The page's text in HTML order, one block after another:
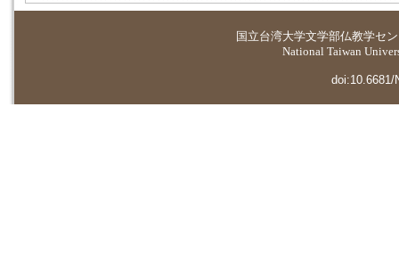
国立台湾大学文学部仏教学セ
National Taiwan
doi:10.6681/